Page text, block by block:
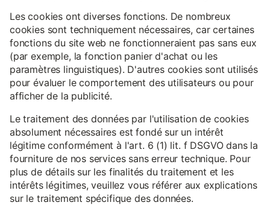
Les cookies ont diverses fonctions. De nombreux
cookies sont techniquement nécessaires, car certaines
fonctions du site web ne fonctionneraient pas sans eux
(par exemple, la fonction panier d'achat ou les
paramètres linguistiques). D'autres cookies sont utilisés
pour évaluer le comportement des utilisateurs ou pour
afficher de la publicité.
Le traitement des données par l'utilisation de cookies
absolument nécessaires est fondé sur un intérêt
légitime conformément à l'art. 6 (1) lit. f DSGVO dans la
fourniture de nos services sans erreur technique. Pour
plus de détails sur les finalités du traitement et les
intérêts légitimes, veuillez vous référer aux explications
sur le traitement spécifique des données.